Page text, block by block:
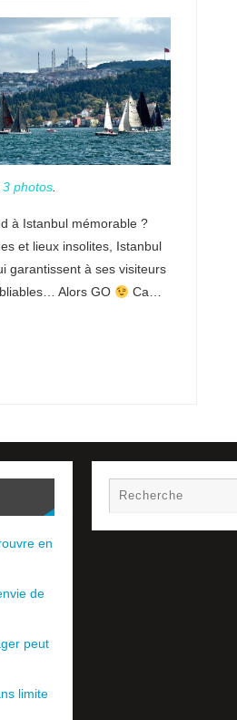
3 photos
à Istanbul mémorable ?
et lieux insolites, Istanbul
garantissent à ses visiteurs
Alors GO
Ca…
en
de
peut
limite